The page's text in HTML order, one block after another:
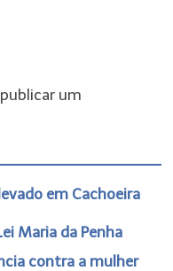
um
em Cachoeira
Maria da Penha
contra a mulher